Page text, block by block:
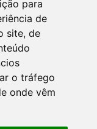
para
de
site, de
o tráfego
onde vêm